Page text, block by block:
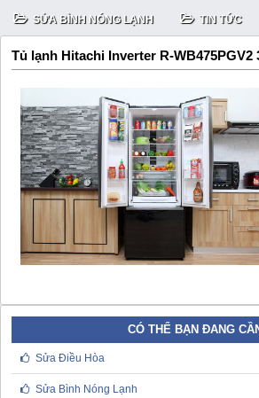
SỬA BÌNH NÓNG LẠNH TIN TỨC
Tủ lạnh Hitachi Inverter R-WB475PGV2
CÓ THỂ BẠN ĐANG
Sửa Điều Hòa
Sửa Bình Nóng Lạnh